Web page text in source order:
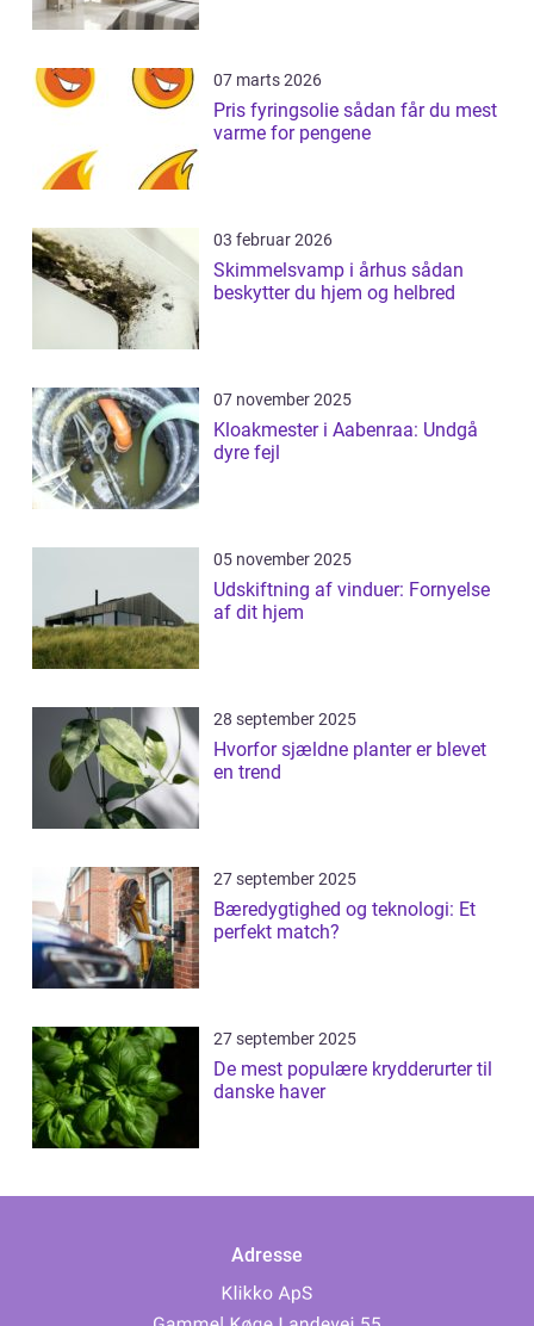
07 marts 2026
Pris fyringsolie sådan får du mest
varme for pengene
03 februar 2026
Skimmelsvamp i århus sådan
beskytter du hjem og helbred
07 november 2025
Kloakmester i Aabenraa: Undgå
dyre fejl
05 november 2025
Udskiftning af vinduer: Fornyelse
af dit hjem
28 september 2025
Hvorfor sjældne planter er blevet
en trend
27 september 2025
Bæredygtighed og teknologi: Et
perfekt match?
27 september 2025
De mest populære krydderurter til
danske haver
Adresse